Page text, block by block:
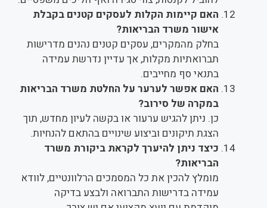
האם קיימות הקלות לעסקים קטנים בקבלת
אישור משרד הבריאות?
בחלק מהמקרים, עסקים קטנים נהנים מדרישות
תברואתיות מקלות, אך עדיין נדרשת עמידה
בתנאי סף מחייבים.
האם אפשר לערער על החלטת משרד הבריאות
במקרה של סירוב?
כן. ניתן להגיש ערעור או בקשה לעיון מחדש, תוך
הצגת תיקונים וביצוע שינויים בהתאם להנחיות.
כיצד ניתן להיערך לקראת ביקורת משרד
הבריאות?
מומלץ להכין את כל המסמכים הרלוונטיים, לוודא
עמידה בדרישות התברואה ולבצע בדיקה